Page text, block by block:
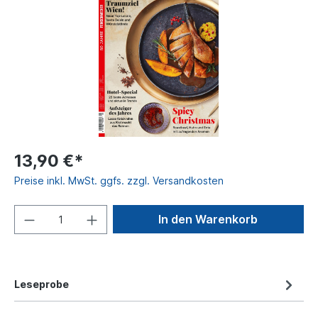
13,90 €*
Preise inkl. MwSt. ggfs. zzgl. Versandkosten
In den Warenkorb
Leseprobe